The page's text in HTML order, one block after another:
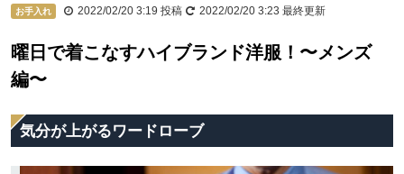
お手入れ 2022/02/20 3:19 投稿 2022/02/20 3:23 最終更新
曜日で着こなすハイブランド洋服！〜メンズ
編〜
気分が上がるワードローブ